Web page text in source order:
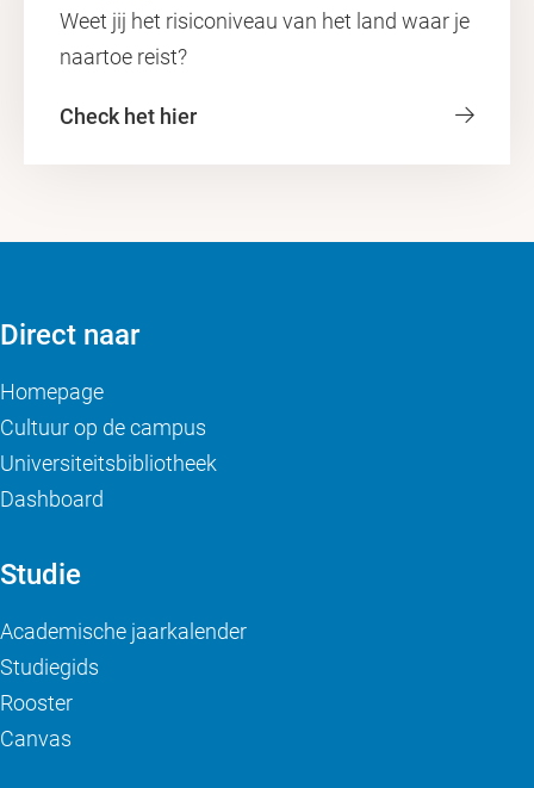
Weet jij het risiconiveau van het land waar je
naartoe reist?
Check het hier
Direct naar
Homepage
Cultuur op de campus
Universiteitsbibliotheek
Dashboard
Studie
Academische jaarkalender
Studiegids
Rooster
Canvas